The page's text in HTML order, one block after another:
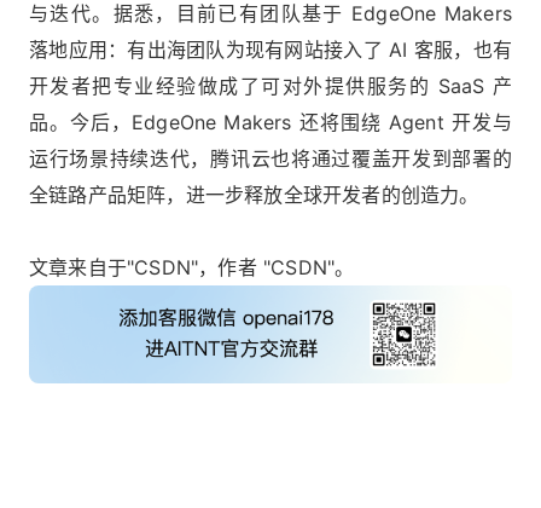
与迭代。据悉，目前已有团队基于 EdgeOne Makers
落地应用：有出海团队为现有网站接入了 AI 客服，也有
开发者把专业经验做成了可对外提供服务的 SaaS 产
品。今后，EdgeOne Makers 还将围绕 Agent 开发与
运行场景持续迭代，腾讯云也将通过覆盖开发到部署的
全链路产品矩阵，进一步释放全球开发者的创造力。
文章来自于"CSDN"，作者 "CSDN"。